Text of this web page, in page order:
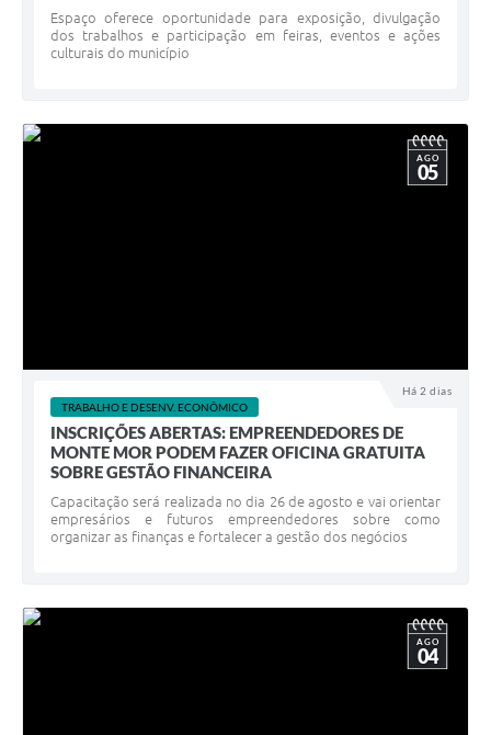
Espaço oferece oportunidade para exposição, divulgação
dos trabalhos e participação em feiras, eventos e ações
culturais do município
Há 2 dias
AGO
05
TRABALHO E DESENV. ECONÔMICO
INSCRIÇÕES ABERTAS: EMPREENDEDORES DE
MONTE MOR PODEM FAZER OFICINA GRATUITA
SOBRE GESTÃO FINANCEIRA
Capacitação será realizada no dia 26 de agosto e vai orientar
empresários e futuros empreendedores sobre como
organizar as finanças e fortalecer a gestão dos negócios
AGO
04